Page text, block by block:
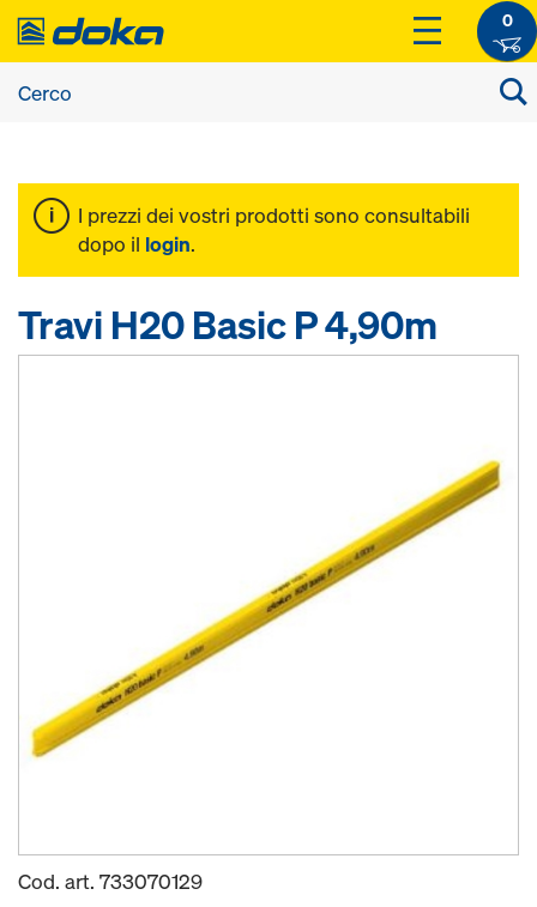
0
I prezzi dei vostri prodotti sono consultabili
dopo il login.
Travi H20 Basic P 4,90m
Cod. art. 733070129